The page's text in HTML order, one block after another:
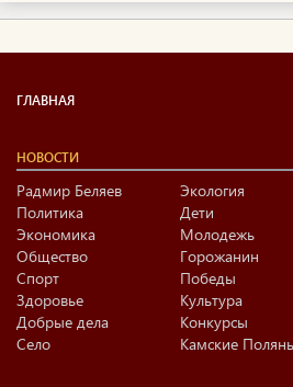
ГЛАВНАЯ
НОВОСТИ
Радмир Беляев
Политика
Экономика
Общество
Спорт
Здоровье
Добрые дела
Село
Экология
Дети
Молодежь
Горожанин
Победы
Культура
Конкурсы
Камские